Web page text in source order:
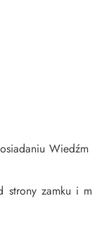
Wiedźm
zamku i